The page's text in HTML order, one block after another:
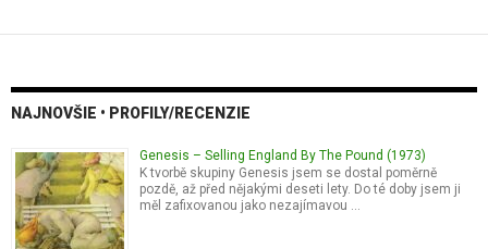
NAJNOVŠIE • PROFILY/RECENZIE
Genesis – Selling England By The Pound (1973)
K tvorbě skupiny Genesis jsem se dostal poměrně
pozdě, až před nějakými deseti lety. Do té doby jsem ji
měl zafixovanou jako nezajímavou …